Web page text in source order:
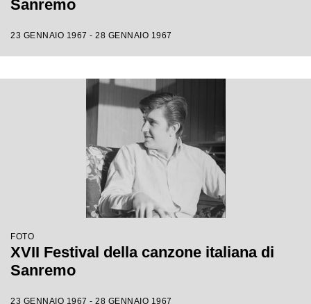
Sanremo
23 GENNAIO 1967 - 28 GENNAIO 1967
FOTO
XVII Festival della canzone italiana di
Sanremo
23 GENNAIO 1967 - 28 GENNAIO 1967